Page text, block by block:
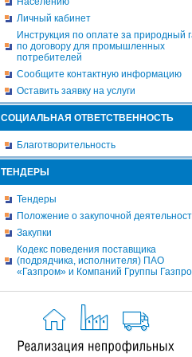
Личный кабинет
Инструкция по оплате за природный
по договору для промышленных
потребителей
Сообщите контактную информацию
Оставить заявку на услуги
СОЦИАЛЬНАЯ ОТВЕТСТВЕННОСТЬ
Благотворительность
ТЕНДЕРЫ
Тендеры
Положение о закупочной
Закупки
Кодекс поведения поставщика
(подрядчика, исполнителя) ПАО
«Газпром» и Компаний Группы